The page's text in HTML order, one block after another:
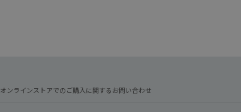
オンラインストアでのご購入に関するお問い合わせ